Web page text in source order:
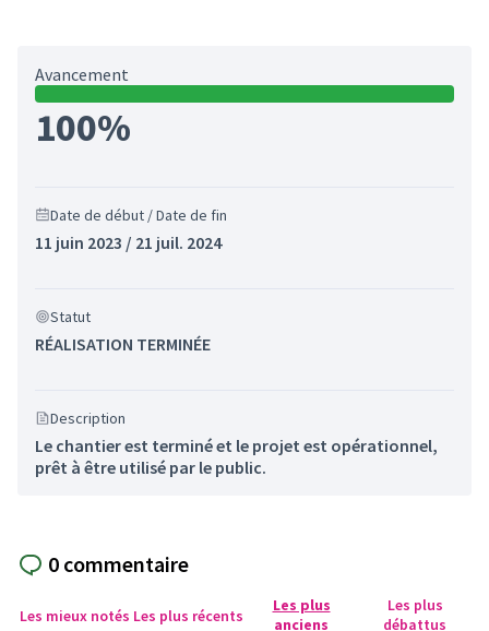
Avancement
100%
Date de début / Date de fin
11 juin 2023 / 21 juil. 2024
Statut
RÉALISATION TERMINÉE
Description
Le chantier est terminé et le projet est opérationnel,
prêt à être utilisé par le public.
0 commentaire
Les mieux notés Les plus récents
Les plus
anciens
Les plus
débattus